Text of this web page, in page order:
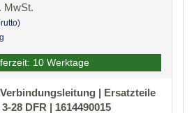
MwSt.
10 Werktage
| Ersatzteile
28 DFR | 1614490015